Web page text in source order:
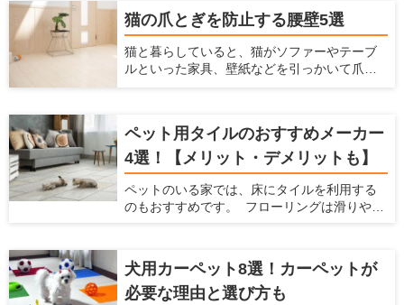
ペットがお部屋を自由に行き来ができるの
で、とても便利です。 ここでは、おすすめ商
品を紹介するとともに、ペット用ドアの知ら
れざるメリット、ペット用ドアの種類を紹介
します。
ますし便利です。もしペットを飼っている方
がソファを購入するなら、ソファもペットに
合わせて選ぶ必要があります。 ここでは、
ペットと快適に使えるソファの選び方、お手
入れ方法、おすすめのソファブランドをご紹
猫の爪とぎを防止する腰壁5選
猫と暮らしていると、猫がソファーやテーブ
ルといった家具、壁紙などを引っかいて爪と
の爪とぎを防止する方法や爪とぎ防止に役立
つ腰壁をご紹介します。愛猫の爪とぎ対策を
立てるときの参考にしてみてください。
ペット用タイルのおすすめメーカー
4選！【メリット・デメリットも】
ペットのいる家では、床にタイルを利用する
のもおすすめです。 フローリングは滑りやす
いったデメリットを防げます。 ここでは、
ペットを飼っている家にとってタイルにどの
ようなメリットやデメリットがあるか、どん
犬用カーペット8選！カーペットが
必要な理由と選び方も